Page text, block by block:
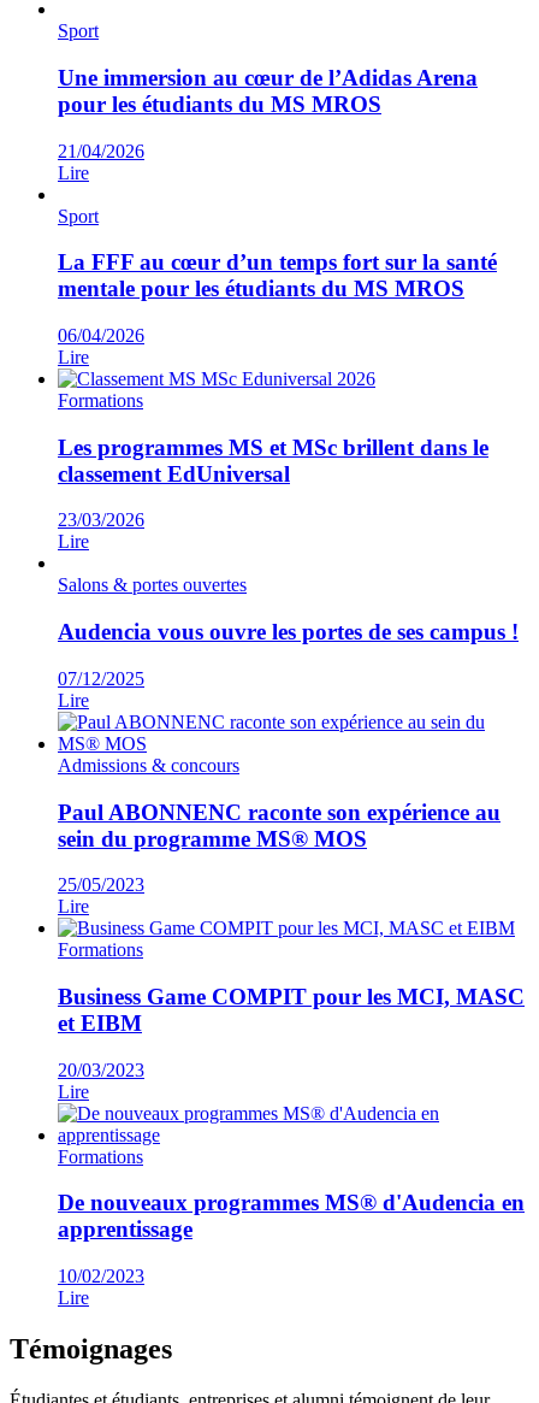
Sport
Une immersion au cœur de l’Adidas Arena
pour les étudiants du MS MROS
21/04/2026
Lire
Sport
La FFF au cœur d’un temps fort sur la santé
mentale pour les étudiants du MS MROS
06/04/2026
Lire
Formations
Les programmes MS et MSc brillent dans le
classement EdUniversal
23/03/2026
Lire
Salons & portes ouvertes
Audencia vous ouvre les portes de ses campus !
07/12/2025
Lire
Admissions & concours
Paul ABONNENC raconte son expérience au
sein du programme MS® MOS
25/05/2023
Lire
Formations
Business Game COMPIT pour les MCI, MASC
et EIBM
20/03/2023
Lire
Formations
De nouveaux programmes MS® d'Audencia en
apprentissage
10/02/2023
Lire
Témoignages